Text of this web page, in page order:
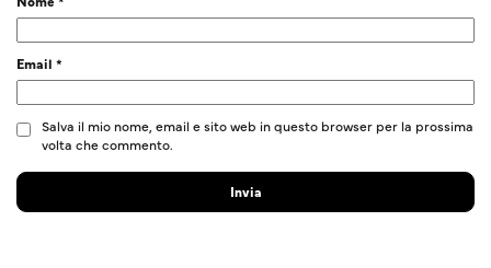
Email *
Salva il mio nome, email e sito web in questo browser per la prossima
volta che commento.